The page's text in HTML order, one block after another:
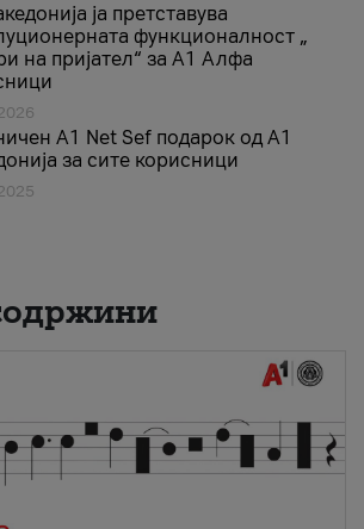
ја претставува
функционалност „
на пријател“ за А1 Алфа
A1 Net Sеf подарок од А1
за сите корисници